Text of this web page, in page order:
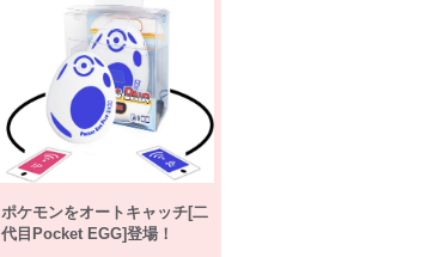
ポケモンをオートキャッチ[二
代目Pocket EGG]登場！